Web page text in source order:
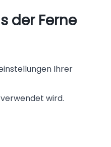
der Ferne
Ihrer
wird.